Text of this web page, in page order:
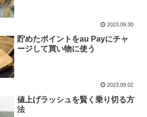
2023.09.30
貯めたポイントをau Payにチャ
ージして買い物に使う
2023.09.02
値上げラッシュを賢く乗り切る方
法